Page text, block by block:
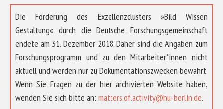
Die Förderung des Exzellenzclusters »Bild Wissen
Gestaltung« durch die Deutsche Forschungsgemeinschaft
endete am 31. Dezember 2018. Daher sind die Angaben zum
Forschungsprogramm und zu den Mitarbeiter*innen nicht
aktuell und werden nur zu Dokumentationszwecken bewahrt.
Wenn Sie Fragen zu der hier archivierten Website haben,
wenden Sie sich bitte an: matters.of.activity@hu-berlin.de.